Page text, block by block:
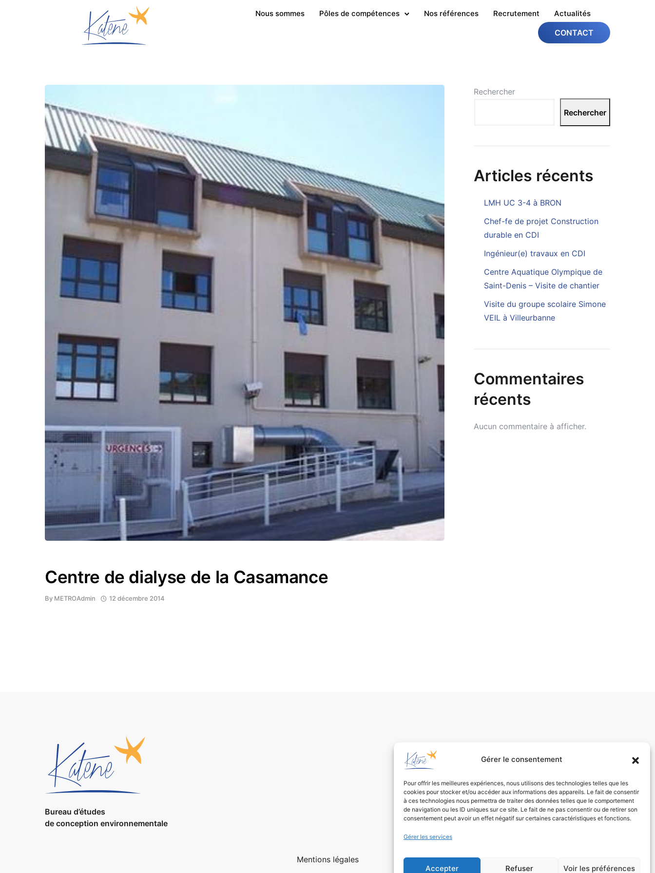
Gérer le consentement
Pour offrir les meilleures expériences, nous utilisons des technologies telles que les
cookies pour stocker et/ou accéder aux informations des appareils. Le fait de consentir
à ces technologies nous permettra de traiter des données telles que le comportement
de navigation ou les ID uniques sur ce site. Le fait de ne pas consentir ou de retirer son
consentement peut avoir un effet négatif sur certaines caractéristiques et fonctions.
Gérer les services
Accepter Refuser Voir les préférences
Nous sommes Pôles de compétences Nos références Recrutement Actualités
CONTACT
Centre de dialyse de la Casamance
By METROAdmin 12 décembre 2014
Rechercher
Rechercher
Articles récents
LMH UC 3-4 à BRON
Chef-fe de projet Construction
durable en CDI
Ingénieur(e) travaux en CDI
Centre Aquatique Olympique de
Saint-Denis – Visite de chantier
Visite du groupe scolaire Simone
VEIL à Villeurbanne
Commentaires
récents
Aucun commentaire à afficher.
Bureau d’études
de conception environnementale
Mentions légales